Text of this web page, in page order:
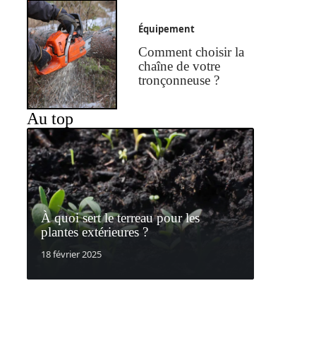
Équipement
Comment choisir la
chaîne de votre
tronçonneuse ?
Au top
À quoi sert le terreau pour les
plantes extérieures ?
18 février 2025